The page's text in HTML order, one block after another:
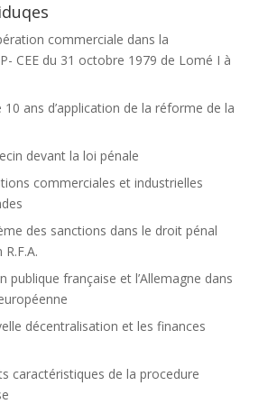
commerciale dans la
CEE du 31 octobre 1979 de Lomé I à
10 ans d’application de la réforme de la
devant la loi pénale
commerciales et industrielles
des sanctions dans le droit pénal
publique française et l’Allemagne dans
décentralisation et les finances
caractéristiques de la procedure